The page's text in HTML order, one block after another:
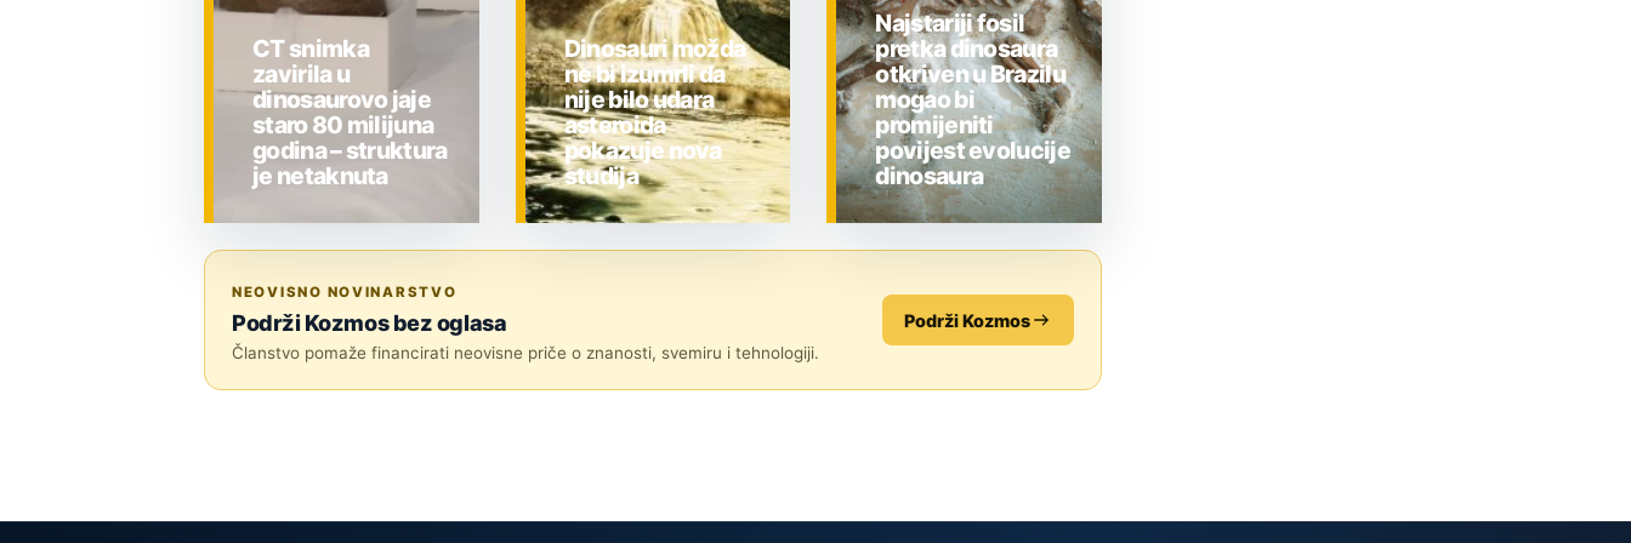
CT snimka
zavirila u
dinosaurovo jaje
staro 80 milijuna
godina – struktura
je netaknuta
Dinosauri možda
ne bi izumrli da
nije bilo udara
asteroida
pokazuje nova
studija
Najstariji fosil
pretka dinosaura
otkriven u Brazilu
mogao bi
promijeniti
povijest evolucije
dinosaura
NEOVISNO NOVINARSTVO
Podrži Kozmos bez oglasa
Članstvo pomaže financirati neovisne priče o znanosti, svemiru i tehnologiji.
Podrži Kozmos